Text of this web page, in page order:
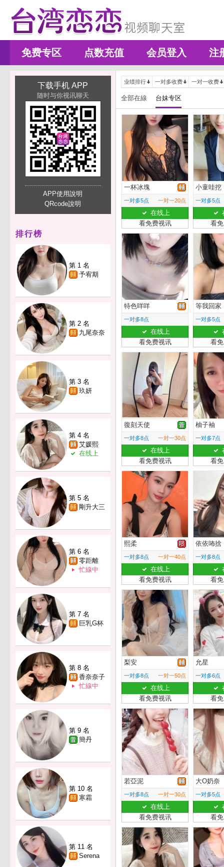
免费专区 点数充值 会员登入 注
下载手机 APP
随时与你视讯聊天
APP使用說明
QRcode說明
排行榜
第 1 名
予宥期
第 2 名
九尾奈奈
第 3 名
玖妍
第 4 名
艾媛熙
在线上
第 5 名
剛升大三
第 6 名
零距離
忙線中
第 7 名
巨乳G杯
第 8 名
香奈奈子
忙線中
第 9 名
簡丹
第 10 名
寒霜
第 11 名
Serena
业绩排行 一对多收费 一对一收费
全部在線 台妹专区
一杯冰塊
一对多5点 一对一20点
在线上
看免费视讯
小童哇挖
一对多5点
看
特色咩咩
一对多8点
在线上
看免费视讯
等我回家
一对多5点
看
復刻天使
一对多8点 一对一30点
在线上
看免费视讯
柚子袖
一对多7点
看
熙柔
一对多8点 一对一40点
在线上
看免费视讯
依依咘捨
一对多8点
看
梨安
一对多8点 一对一50点
在线上
看免费视讯
允星
一对多6点
看
若亞泥
一对多8点 一对一30点
在线上
看免费视讯
大O奶奈
一对多5点
看